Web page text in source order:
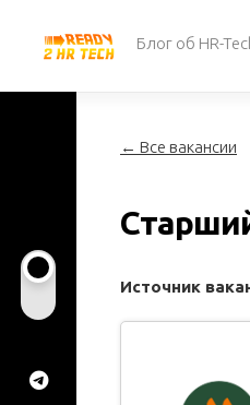
содержанию
Блог об HR-
← Все вакансии
Источник